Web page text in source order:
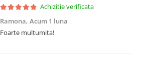
Achizitie verificata
Ramona, Acum 1 luna
Foarte multumita!